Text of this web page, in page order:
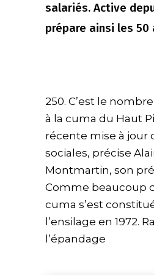
salariés. Active
prépare ainsi les 50
250. C’est le
à la cuma du Haut
récente mise à jour
sociales, précise
Montmartin, son
Comme beaucoup
cuma s’est
l’ensilage en 1972.
l’épandage